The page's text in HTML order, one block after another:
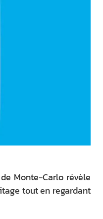
Monte-Carlo révèle
tout en regardant